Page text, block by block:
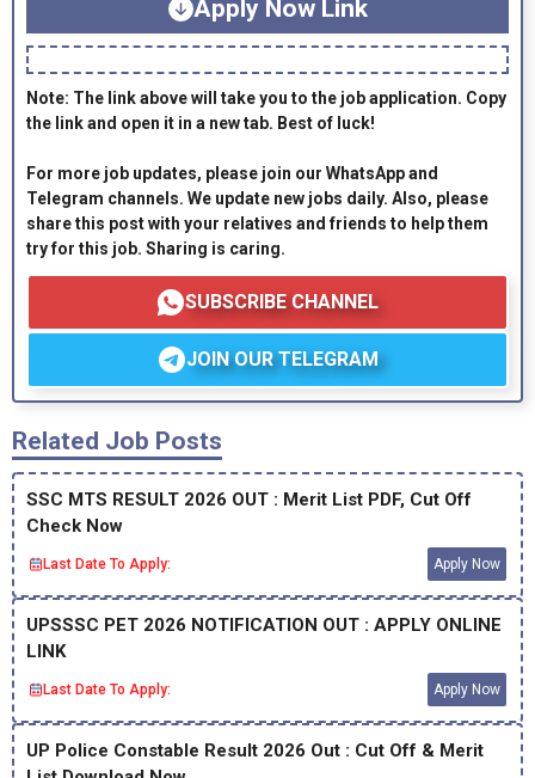
Apply Now Link
Note: The link above will take you to the job application. Copy
the link and open it in a new tab. Best of luck!
For more job updates, please join our WhatsApp and
Telegram channels. We update new jobs daily. Also, please
share this post with your relatives and friends to help them
try for this job. Sharing is caring.
SUBSCRIBE CHANNEL
JOIN OUR TELEGRAM
Related Job Posts
SSC MTS RESULT 2026 OUT : Merit List PDF, Cut Off
Check Now
Last Date To Apply: Apply Now
UPSSSC PET 2026 NOTIFICATION OUT : APPLY ONLINE
LINK
Last Date To Apply: Apply Now
UP Police Constable Result 2026 Out : Cut Off & Merit